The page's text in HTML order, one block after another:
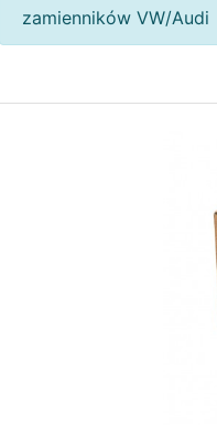
zamienników VW/Audi